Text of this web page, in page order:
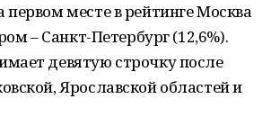
месте в рейтинге Москва
– Санкт-Петербург (12,6%).
девятую строчку после
Ярославской областей и